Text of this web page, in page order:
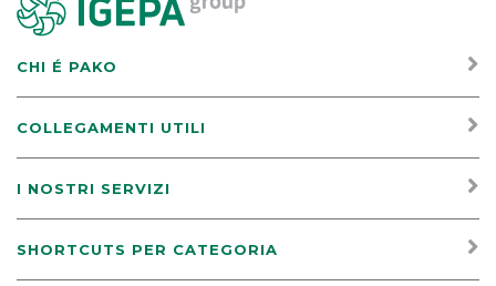
CHI É PAKO
COLLEGAMENTI UTILI
I NOSTRI SERVIZI
SHORTCUTS PER CATEGORIA